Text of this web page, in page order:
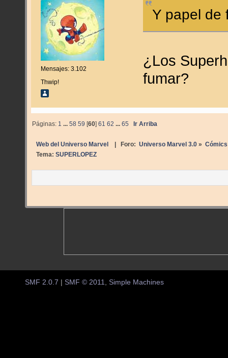
Mensajes: 3.102
Thwip!
Y papel de
¿Los
fumar?
Páginas: 1 ...58 59 [60]61 62 ...65 Ir Arriba
Web del Universo Marvel | Foro: Universo Marvel 3.0» Cómics
Tema: SUPERLOPEZ
SMF 2.0.7 | SMF © 2011 Simple Machines